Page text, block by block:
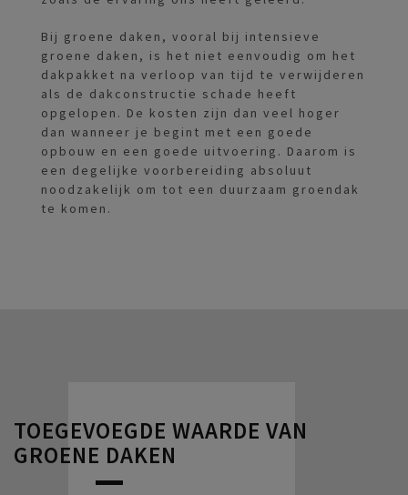
Bij groene daken, vooral bij intensieve
groene daken, is het niet eenvoudig om het
dakpakket na verloop van tijd te verwijderen
als de dakconstructie schade heeft
opgelopen. De kosten zijn dan veel hoger
dan wanneer je begint met een goede
opbouw en een goede uitvoering. Daarom is
een degelijke voorbereiding absoluut
noodzakelijk om tot een duurzaam groendak
te komen.
TOEGEVOEGDE WAARDE VAN
GROENE DAKEN